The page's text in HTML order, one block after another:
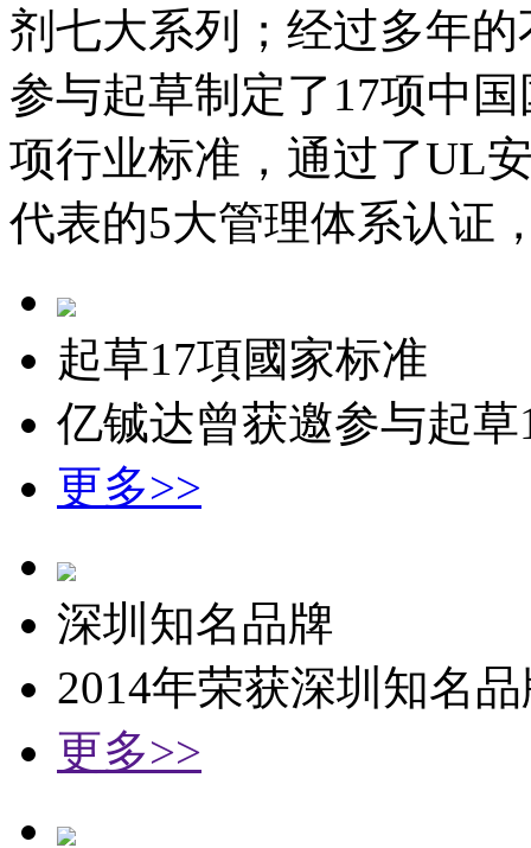
剂七大系列；经过多年
参与起草制定了17项中
项行业标准，通过了UL
代表的5大管理体系认证
起草17項國家标准
亿铖达曾获邀参与起
更多>>
深圳知名品牌
2014年荣获深圳知名
更多>>